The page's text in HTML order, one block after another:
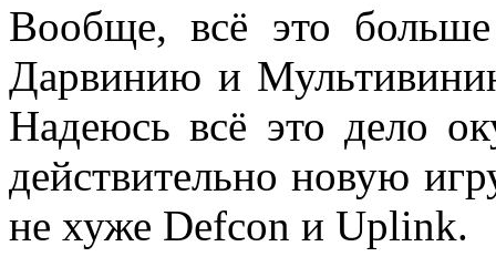
Вообще, всё это
Дарвинию и
Надеюсь всё это дело
действительно новую
не хуже Defcon и Uplink.